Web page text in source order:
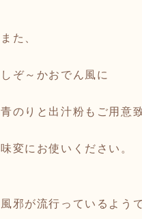
また、
しぞ～かおでん風に
青のりと出汁粉もご用意
味変にお使いください。
風邪が流行っているよう